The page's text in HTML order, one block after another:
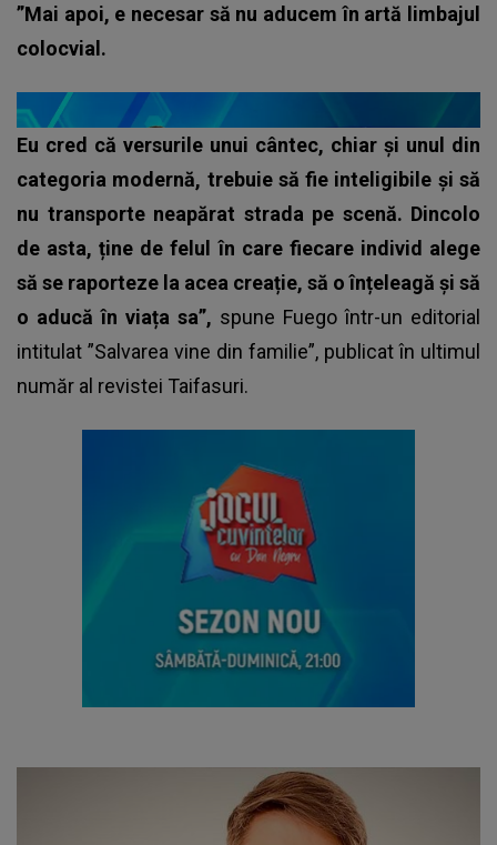
”Mai apoi, e necesar să nu aducem în artă limbajul
colocvial.
Eu cred că versurile unui cântec, chiar și unul din
categoria modernă, trebuie să fie inteligibile și să
nu transporte neapărat strada pe scenă. Dincolo
de asta, ține de felul în care fiecare individ alege
să se raporteze la acea creație, să o înțeleagă și să
o aducă în viața sa”, spune Fuego într-un editorial
intitulat ”Salvarea vine din familie”, publicat în ultimul
număr al revistei Taifasuri.